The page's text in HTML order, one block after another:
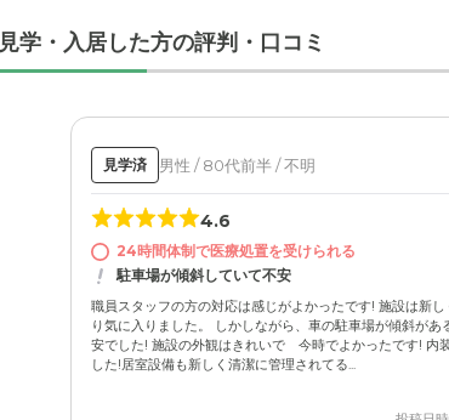
見学・入居した方の評判・口コミ
見学済 男性 / 80代前半 / 不明
4.6
24時間体制で医療処置を受けられる
駐車場が傾斜していて不安
職員スタッフの方の対応は感じがよかったです! 施設は新し
り気に入りました。 しかしながら、車の駐車場が傾斜があ
安でした! 施設の外観はきれいで 今時でよかったです! 内
した!居室設備も新しく清潔に管理されてる...